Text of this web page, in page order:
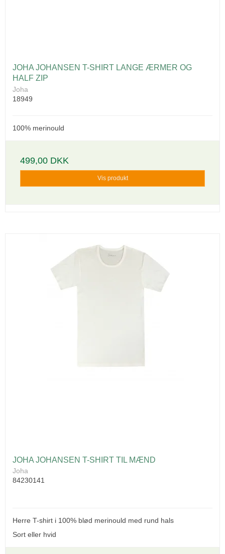
JOHA JOHANSEN T-SHIRT LANGE ÆRMER OG
HALF ZIP
Joha
18949
100% merinould
499,00 DKK
Vis produkt
JOHA JOHANSEN T-SHIRT TIL MÆND
Joha
84230141
Herre T-shirt i 100% blød merinould med rund hals
Sort eller hvid